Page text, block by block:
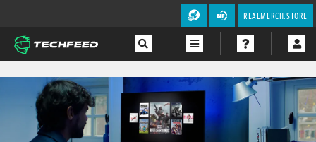
REALMERCH.STORE
Magazín